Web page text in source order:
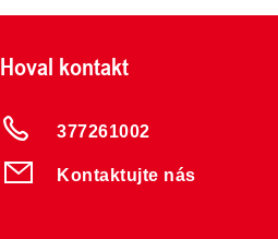
Hoval kontakt
377261002
Kontaktujte nás